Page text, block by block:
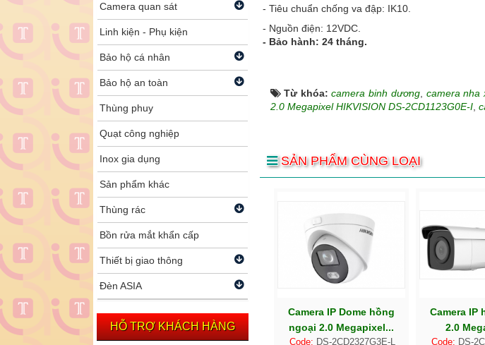
- Tiêu chuẩn chống va đập: IK10.
- Nguồn điện: 12VDC.
- Bảo hành: 24 tháng.
Từ khóa:camera binh dương, camera nha
2.0 Megapixel HIKVISION DS-2CD1123G0E-I
SẢN PHẨM CÙNG LOẠI
Camera IP Dome hồng
ngoại 2.0 Megapixel...
Code: DS-2CD2327G3E-L
Camera IP
2.0
Code: DS-
Camera quan sát
Linh kiện - Phụ kiện
Bảo hộ cá nhân
Bảo hộ an toàn
Thùng phuy
Quạt công nghiệp
Inox gia dụng
Sản phẩm khác
Thùng rác
Bồn rửa mắt khẩn cấp
Thiết bị giao thông
Đèn ASIA
HỖ TRỢ KHÁCH HÀNG